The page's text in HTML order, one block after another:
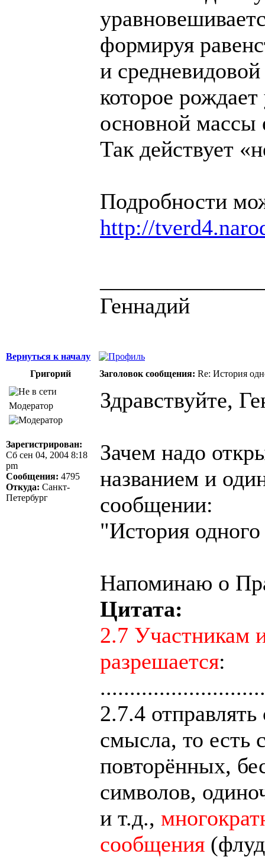
формируя
и
которое
основной массы
Так действует
Подробности
http://
Геннадий
Вернуться к началу
Григорий
Заголовок сообщения: Re: История
Модератор
Зарегистрирован:
Сб сен 04, 2004 8:18
pm
Сообщения: 4795
Откуда: Санкт-
Петербург
Здравствуйте,
Зачем надо
названием и
сообщении:
"История
Напоминаю о
Цитата:
2.7 Участникам
разрешается:
2.7.4
смысла, то есть
повторённых,
символов,
и т.д.,
сообщения